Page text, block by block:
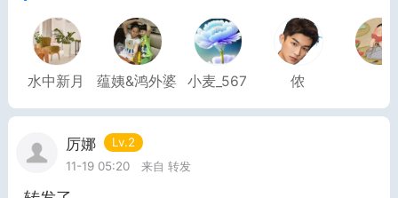
水中新月 蕴姨&鸿外婆 小麦_567 侬
厉娜
Lv.2
11-19 05:20
转发